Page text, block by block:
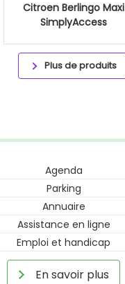
Citroen Berlingo Maxi
SimplyAccess
Plus de produits
Agenda
Parking
Annuaire
Assistance en ligne
Emploi et handicap
En savoir plus